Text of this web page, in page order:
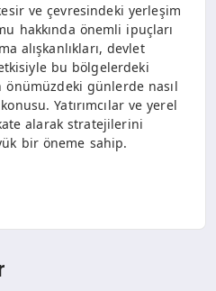
ve çevresindeki yerleşim
hakkında önemli ipuçları
alışkanlıkları, devlet
bu bölgelerdeki
önümüzdeki günlerde nasıl
Yatırımcılar ve yerel
alarak stratejilerini
bir öneme sahip.